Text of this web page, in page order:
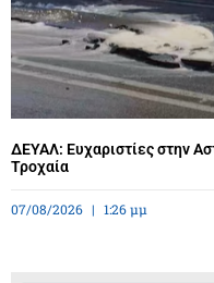
ΔΕΥΑΛ: Ευχαριστίες στην
Τροχαία
07/08/2026 1:26 μμ